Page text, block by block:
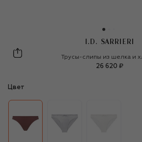
I.D. SARRIERI
I.D. Sarrieri
Трусы-слипы из шелка и
26 620 ₽
Цвет